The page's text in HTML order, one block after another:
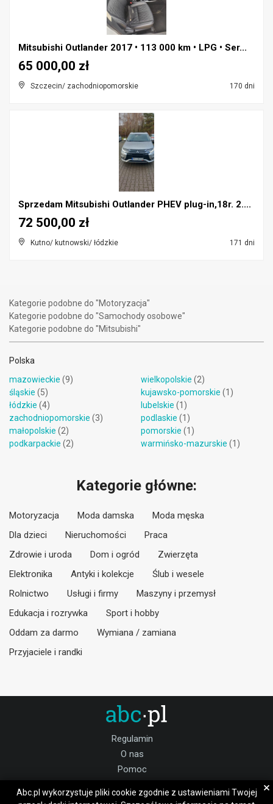
Mitsubishi Outlander 2017 • 113 000 km • LPG • Ser...
Szczecin/ zachodniopomorskie 170 dni
65 000,00 zł
Sprzedam Mitsubishi Outlander PHEV plug-in,18r. 2....
Kutno/ kutnowski/ łódzkie 171 dni
72 500,00 zł
Kategorie podobne do "Motoryzacja"
Kategorie podobne do "Samochody osobowe"
Kategorie podobne do "Mitsubishi"
Polska
mazowieckie (9)
śląskie (5)
łódzkie (4)
zachodniopomorskie (3)
małopolskie (2)
podkarpackie (2)
wielkopolskie (2)
kujawsko-pomorskie (1)
lubelskie (1)
podlaskie (1)
pomorskie (1)
warmińsko-mazurskie (1)
Kategorie główne:
Motoryzacja Moda damska
Moda męska
Dla dzieci
Nieruchomości
Praca
Zdrowie i uroda
Dom i ogród
Zwierzęta
Elektronika
Antyki i kolekcje
Ślub i wesele
Rolnictwo
Usługi i firmy
Maszyny i przemysł
Edukacja i rozrywka
Sport i hobby
Oddam za darmo
Wymiana / zamiana
Przyjaciele i randki
Regulamin
O nas
Pomoc
Abc.pl wykorzystuje pliki cookie zgodnie z ustawieniami Twojej
×